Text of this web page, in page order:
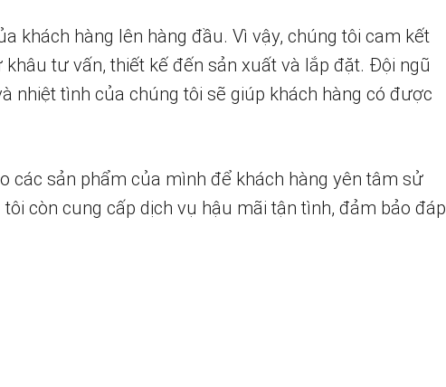
khách hàng lên hàng đầu. Vì vậy, chúng tôi cam kết
tư vấn, thiết kế đến sản xuất và lắp đặt. Đội ngũ
nhiệt tình của chúng tôi sẽ giúp khách hàng có được
các sản phẩm của mình để khách hàng yên tâm sử
còn cung cấp dịch vụ hậu mãi tận tình, đảm bảo đáp